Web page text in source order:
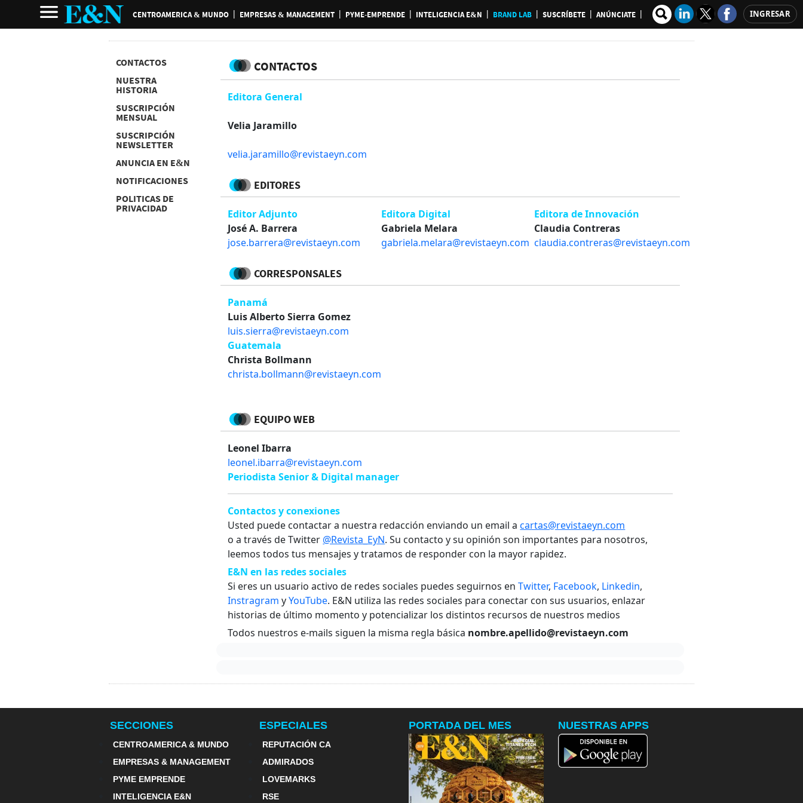
CENTROAMERICA & MUNDO EMPRESAS & MANAGEMENT PYME-EMPRENDE INTELIGENCIA E&N BRAND LAB SUSCRÍBETE ANÚNCIATE INGRESAR
CONTACTOS
NUESTRA
HISTORIA
SUSCRIPCIÓN
MENSUAL
SUSCRIPCIÓN
NEWSLETTER
ANUNCIA EN E&N
NOTIFICACIONES
POLITICAS DE
PRIVACIDAD
CONTACTOS
Editora General
Velia Jaramillo
velia.jaramillo@revistaeyn.com
EDITORES
Editor Adjunto
José A. Barrera
jose.barrera@revistaeyn.com
Editora Digital
Gabriela Melara
gabriela.melara@revistaeyn.com
Editora de Innovación
Claudia Contreras
claudia.contreras@revistaeyn.com
CORRESPONSALES
Panamá
Luis Alberto Sierra Gomez
luis.sierra@revistaeyn.com
Guatemala
Christa Bollmann
christa.bollmann@revistaeyn.com
EQUIPO WEB
Leonel Ibarra
leonel.ibarra@revistaeyn.com
Periodista Senior & Digital manager
Contactos y conexiones
Usted puede contactar a nuestra redacción enviando un email acartas@revistaeyn.com
o a través de Twitter @Revista_EyN. Su contacto y su opinión son importantes para nosotros,
leemos todos tus mensajes y tratamos de responder con la mayor rapidez.
E&N en las redes sociales
Si eres un usuario activo de redes sociales puedes seguirnos enTwitter, Facebook, Linkedin,
Instragram yYouTube. E&N utiliza las redes sociales para conectar con sus usuarios, enlazar
historias de último momento y potencializar los distintos recursos de nuestros medios
Todos nuestros e-mails siguen la misma regla básica nombre.apellido@revistaeyn.com
SECCIONES
CENTROAMERICA & MUNDO
EMPRESAS & MANAGEMENT
PYME EMPRENDE
INTELIGENCIA E&N
ESPECIALES
REPUTACIÓN CA
ADMIRADOS
LOVEMARKS
RSE
PORTADA DEL MES NUESTRAS APPS